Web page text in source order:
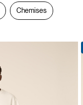
Chemises